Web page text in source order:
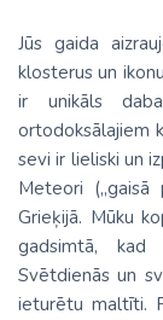
Jūs gaida
klosterus un
ir unikāls
ortodoksālajiem
sevi ir lieliski un
Meteori
Grieķijā. Mūku
gadsimtā, kad
Svētdienās un
ieturētu maltīti.